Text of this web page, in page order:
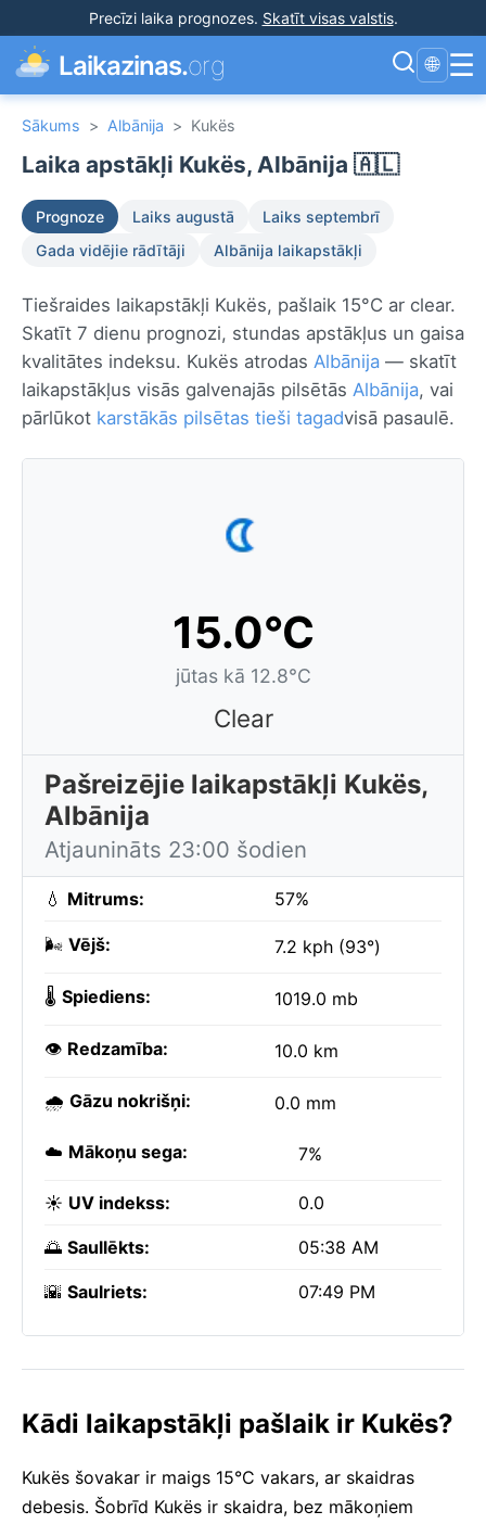
Precīzi laika prognozes. Skatīt visas valstis.
Laikazinas.org 🌐 ☰
Sākums > Albānija > Kukës
Laika apstākļi Kukës, Albānija 🇦🇱
Prognoze Laiks augustā
Laiks septembrī
Gada vidējie rādītāji
Albānija laikapstākļi
Tiešraides laikapstākļi Kukës, pašlaik 15°C ar clear.
Skatīt 7 dienu prognozi, stundas apstākļus un gaisa
kvalitātes indeksu. Kukës atrodas Albānija — skatīt
laikapstākļus visās galvenajās pilsētās Albānija, vai
pārlūkot karstākās pilsētas tieši tagadvisā pasaulē.
15.0°C
jūtas kā 12.8°C
Clear
Pašreizējie laikapstākļi Kukës,
Albānija
Atjaunināts 23:00 šodien
💧 Mitrums: 57%
🌬️ Vējš: 7.2 kph (93°)
🌡️ Spiediens: 1019.0 mb
👁️ Redzamība: 10.0 km
🌧️ Gāzu nokrišņi: 0.0 mm
☁️ Mākoņu sega: 7%
☀️ UV indekss: 0.0
🌅 Saullēkts: 05:38 AM
🌇 Saulriets: 07:49 PM
Kādi laikapstākļi pašlaik ir Kukës?
Kukës šovakar ir maigs 15°C vakars, ar skaidras
debesis. Šobrīd Kukës ir skaidra, bez mākoņiem